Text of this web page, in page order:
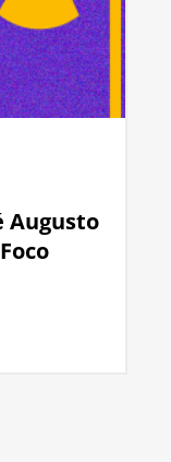
Augusto